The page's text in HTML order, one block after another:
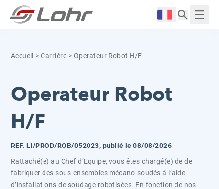
Aller directement au contenu
Langue :
Accueil >Carrière > Operateur Robot H/F
Operateur Robot
H/F
REF. LI/PROD/ROB/052023, publié le 08/08/2026
Rattaché(e) au Chef d’Equipe, vous êtes chargé(e) de de
fabriquer des sous-ensembles mécano-soudés à l’aide
d’installations de soudage robotisées. En fonction de nos
Panneau de gestion des cookies